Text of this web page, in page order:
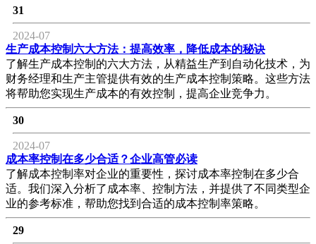
31
2024-07
生产成本控制六大方法：提高效率，降低成本的秘诀
了解生产成本控制的六大方法，从精益生产到自动化技术，为
财务经理和生产主管提供有效的生产成本控制策略。这些方法
将帮助您实现生产成本的有效控制，提高企业竞争力。
30
2024-07
成本率控制在多少合适？企业高管必读
了解成本控制率对企业的重要性，探讨成本率控制在多少合
适。我们深入分析了成本率、控制方法，并提供了不同类型企
业的参考标准，帮助您找到合适的成本控制率策略。
29